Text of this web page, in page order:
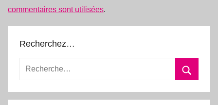
commentaires sont utilisées.
Recherchez…